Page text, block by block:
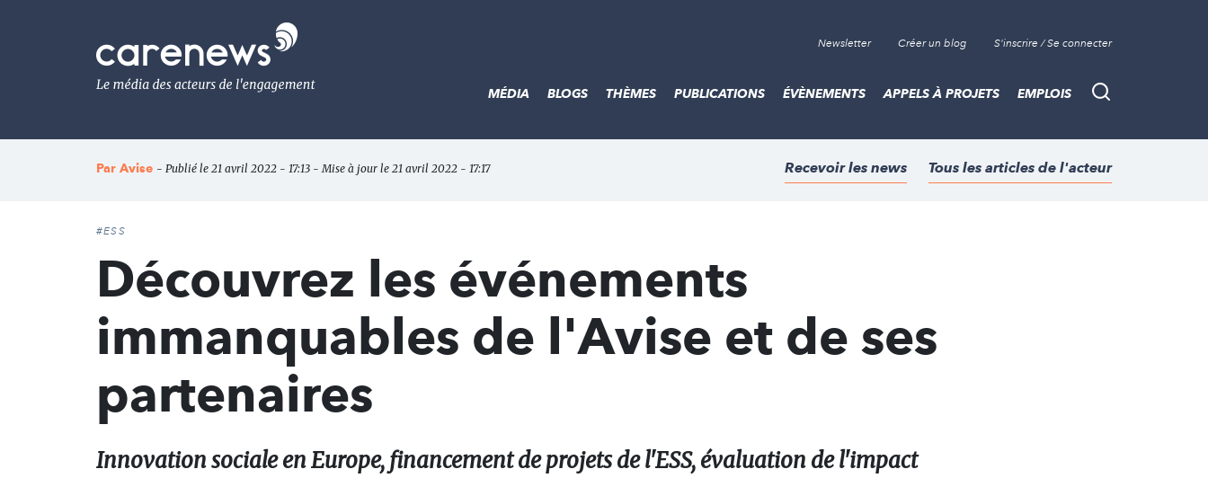
Le
média
de
l'engagement
Newsletter Créer un blog S'inscrire / Se connecter
Recherche
MÉDIA BLOGS THÈMES PUBLICATIONS ÉVÈNEMENTS APPELS À PROJETS EMPLOIS
Par Avise - Publié le 21 avril 2022 - 17:13 - Mise à jour le 21 avril 2022 - 17:17 Recevoir les news Tous les articles de l'acteur
#ESS
Découvrez les événements
immanquables de l'Avise et de ses
partenaires
Innovation sociale en Europe, financement de projets de l'ESS, évaluation de l'impact